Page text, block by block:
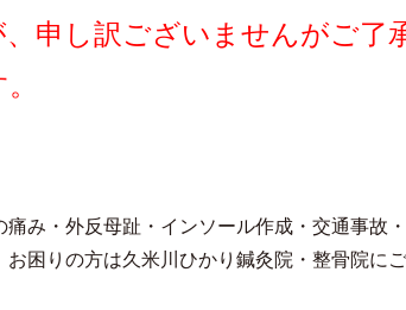
申し訳ございませんがご了
み・外反母趾・インソール作成・交通事故
困りの方は久米川ひかり鍼灸院・整骨院にご